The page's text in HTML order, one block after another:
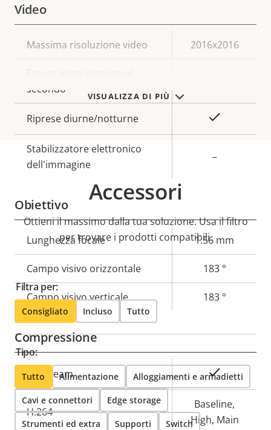
VISUALIZZA DI PIÙ
Video
Descrizione
Valore
Massima risoluzione video 2016x2016
secondo
Riprese diurne/notturne
Stabilizzatore elettronico
dell'immagine
–
Obiettivo
Descrizione
della
proprietà
Valore
della
proprietà
Lunghezza focale 1.56 mm
Campo visivo orizzontale 183 °
Campo visivo verticale 183 °
Compressione
Descrizione
della
proprietà
Valore
della
proprietà
Zipstream Sì
H.264
Baseline,
High, Main
Accessori
Ottieni il massimo dalla tua soluzione. Usa il filtro
per trovare i prodotti compatibili.
Filtra per:
Consigliato Incluso Tutto
Tipo:
Tutto Alimentazione Alloggiamenti e armadietti
Cavi e connettori Edge storage
Strumenti ed extra Supporti Switch